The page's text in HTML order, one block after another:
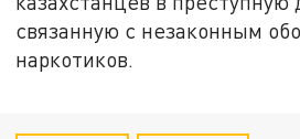
связанную с незаконным
наркотиков.